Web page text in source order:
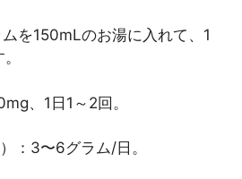
を150mLのお湯に入れて、1
、1日1～2回。
：3〜6グラム/日。